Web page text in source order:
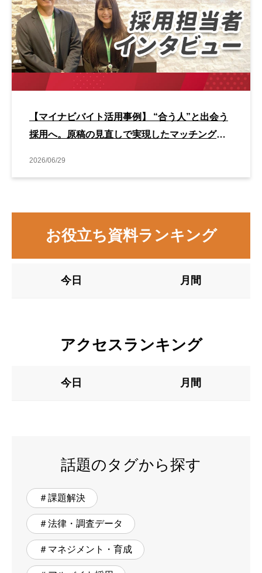
【マイナビバイト活用事例】 “合う人”と出会う
採用へ。原稿の見直しで実現したマッチング改
2026/06/29
お役立ち資料ランキング
今日 月間
アクセスランキング
今日 月間
話題のタグから探す
＃課題解決
＃法律・調査データ
＃マネジメント・育成